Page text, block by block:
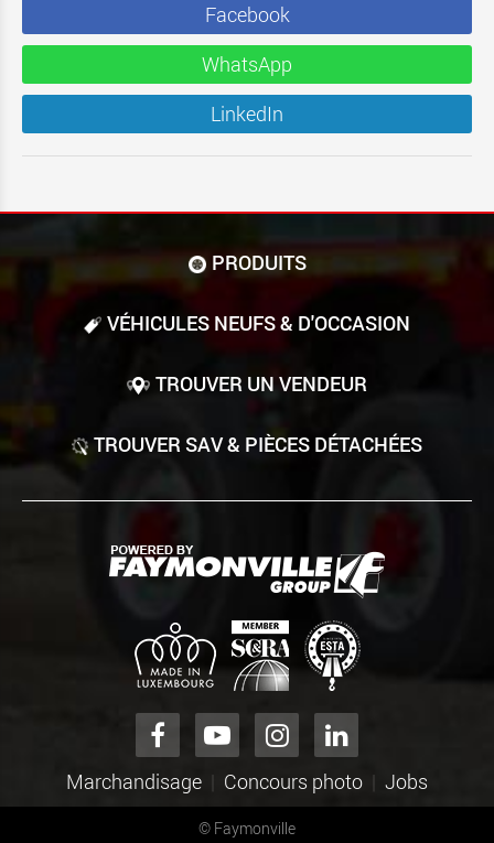
Facebook
WhatsApp
LinkedIn
PRODUITS
VÉHICULES NEUFS & D'OCCASION
TROUVER UN VENDEUR
TROUVER SAV & PIÈCES DÉTACHÉES
Marchandisage Concours photo Jobs
© Faymonville